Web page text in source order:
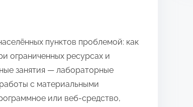
пунктов проблемой: как
ограниченных ресурсах и
занятия — лабораторные
с материальными
или веб‑средство,